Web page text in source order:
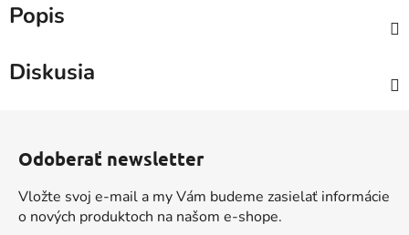
Popis
Diskusia
Odoberať newsletter
Vložte svoj e-mail a my Vám budeme zasielať informácie
o nových produktoch na našom e-shope.